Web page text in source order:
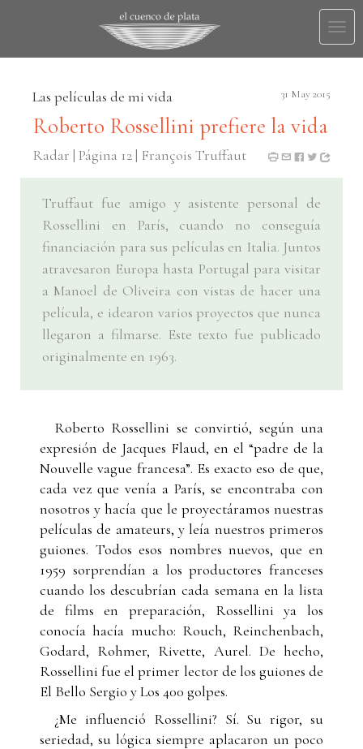
Las películas de mi vida 31 May 2015
Roberto Rossellini prefiere la vida
Radar | Página 12 | François Truffaut
Truffaut fue amigo y asistente personal de
Rossellini en París, cuando no conseguía
financiación para sus películas en Italia. Juntos
atravesaron Europa hasta Portugal para visitar
a Manoel de Oliveira con vistas de hacer una
película, e idearon varios proyectos que nunca
llegaron a filmarse. Este texto fue publicado
originalmente en 1963.
Roberto Rossellini se convirtió, según una
expresión de Jacques Flaud, en el “padre de la
Nouvelle vague francesa”. Es exacto eso de que,
cada vez que venía a París, se encontraba con
nosotros y hacía que le proyectáramos nuestras
películas de amateurs, y leía nuestros primeros
guiones. Todos esos nombres nuevos, que en
1959 sorprendían a los productores franceses
cuando los descubrían cada semana en la lista
de films en preparación, Rossellini ya los
conocía hacía mucho: Rouch, Reinchenbach,
Godard, Rohmer, Rivette, Aurel. De hecho,
Rossellini fue el primer lector de los guiones de
El Bello Sergio y Los 400 golpes.
¿Me influenció Rossellini? Sí. Su rigor, su
seriedad, su lógica siempre aplacaron un poco